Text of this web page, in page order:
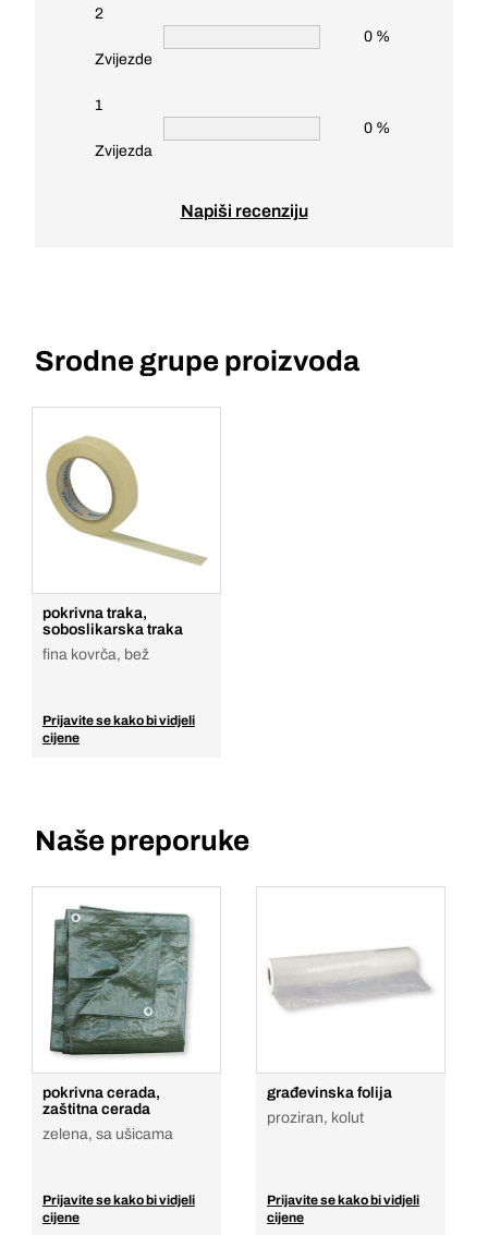
2
Zvijezde
0 %
1
Zvijezda
0 %
Napiši recenziju
Srodne grupe proizvoda
pokrivna traka,
soboslikarska traka
fina kovrča, bež
Prijavite se kako bi vidjeli
cijene
Naše preporuke
pokrivna cerada,
zaštitna cerada
zelena, sa ušicama
Prijavite se kako bi vidjeli
cijene
građevinska folija
proziran, kolut
Prijavite se kako bi vidjeli
cijene